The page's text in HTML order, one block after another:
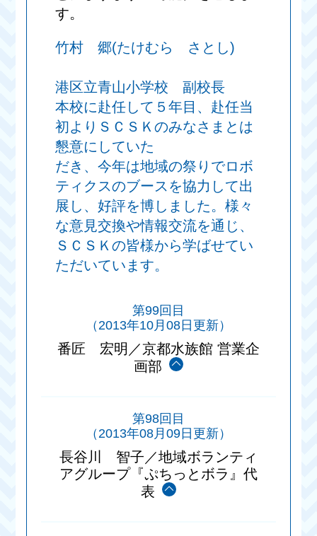
す。
竹村 郷(たけむら さとし)
港区立青山小学校 副校長
本校に赴任して５年目、赴任当
初よりＳＣＳＫのみなさまとは
懇意にしていた
だき、今年は地域の祭りでロボ
ティクスのブースを協力して出
展し、好評を博しました。様々
な意見交換や情報交流を通じ、
ＳＣＳＫの皆様から学ばせてい
ただいています。
第99回目
（2013年10月08日更新）
番匠 宏明／京都水族館 営業企
画部
第98回目
（2013年08月09日更新）
長谷川 智子／地域ボランティ
アグループ『ぷちっとボラ』代
表